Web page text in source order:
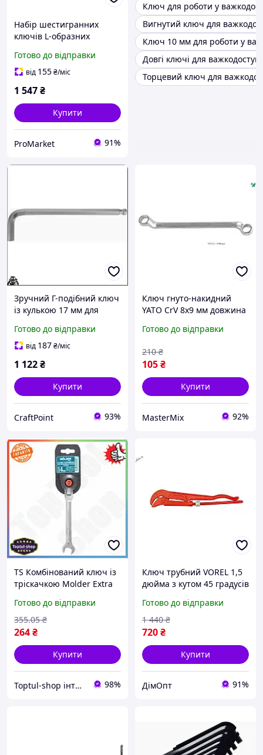
Набір шестигранних
ключів L-образних
розміри 1.5-10 мм,
зручний для роботи в
Готово до відправки
від 155₴/міс
1 547₴
Купити
ProMarket 91%
Ключ для роботи у
Вигнутий ключ для
Ключ 10 мм для роботи у
Довгі ключі для
Торцевий ключ для
Зручний Г-подібний ключ
із кулькою 17 мм для
місцях і легкого
загвинчування
Готово до відправки
від 187₴/міс
1 122₴
Купити
CraftPoint 93%
Ключ гнуто-накидний
YATO CrV 8х9 мм довжина
доступу до
Готово до відправки
105₴
210 ₴
Купити
MasterMix 92%
TS Комбінований ключ із
тріскачкою Molder Extra
важкодоступних місцях
гайковий ключ шарн
SHT55_Q
Готово до відправки
264₴
355.05 ₴
Купити
Toptul-shop інтернет магазин 98%
Ключ трубний VOREL 1,5
дюйма з кутом 45 градусів
важкодоступних місцях
Готово до відправки
720₴
1 440 ₴
Купити
ДімОпт 91%